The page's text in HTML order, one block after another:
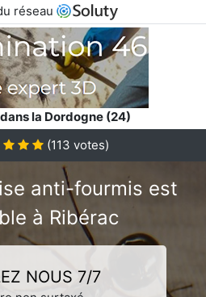
réseau
la Dordogne (24)
(113 votes)
anti-fourmis est
à Ribérac
NOUS 7/7